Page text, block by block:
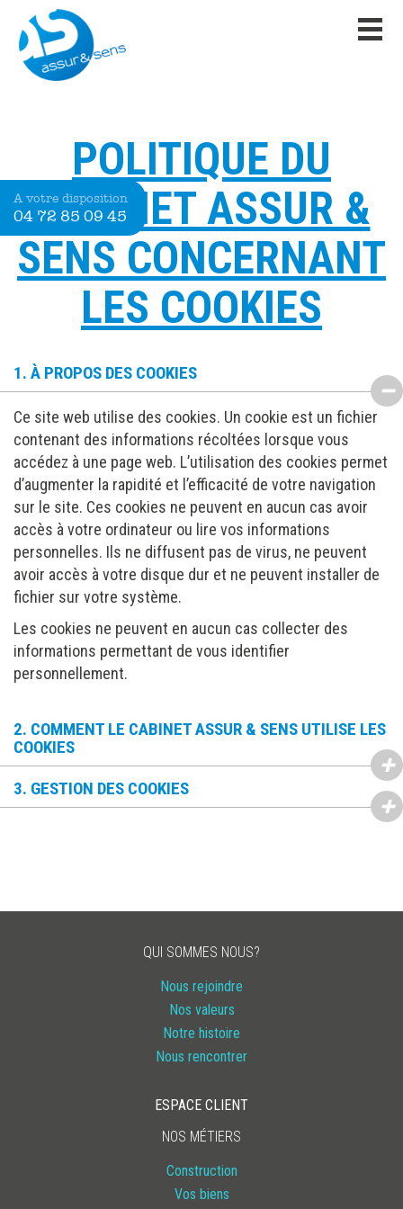
A votre disposition
04 72 85 09 45
POLITIQUE DU
CABINET ASSUR &
SENS CONCERNANT
LES COOKIES
1. À PROPOS DES COOKIES
Ce site web utilise des cookies. Un cookie est un fichier
contenant des informations récoltées lorsque vous
accédez à une page web. L’utilisation des cookies permet
d’augmenter la rapidité et l’efficacité de votre navigation
sur le site. Ces cookies ne peuvent en aucun cas avoir
accès à votre ordinateur ou lire vos informations
personnelles. Ils ne diffusent pas de virus, ne peuvent
avoir accès à votre disque dur et ne peuvent installer de
fichier sur votre système.
Les cookies ne peuvent en aucun cas collecter des
informations permettant de vous identifier
personnellement.
2. COMMENT LE CABINET ASSUR & SENS UTILISE LES
COOKIES
3. GESTION DES COOKIES
QUI SOMMES NOUS?
Nous rejoindre
Nos valeurs
Notre histoire
Nous rencontrer
ESPACE CLIENT
NOS MÉTIERS
Construction
Vos biens